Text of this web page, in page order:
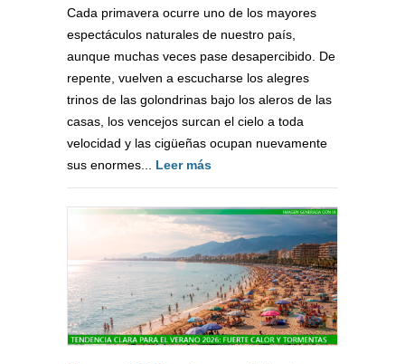
Cada primavera ocurre uno de los mayores
espectáculos naturales de nuestro país,
aunque muchas veces pase desapercibido. De
repente, vuelven a escucharse los alegres
trinos de las golondrinas bajo los aleros de las
casas, los vencejos surcan el cielo a toda
velocidad y las cigüeñas ocupan nuevamente
sus enormes... Leer más